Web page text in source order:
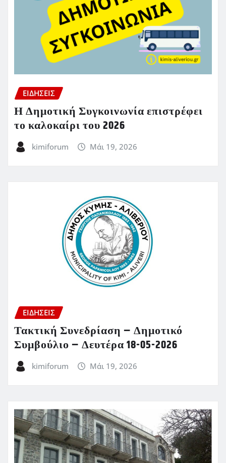
ΕΙΔΗΣΕΙΣ
Η Δημοτική Συγκοινωνία επιστρέφει
το καλοκαίρι του 2026
kimiforum Μάι 19, 2026
ΕΙΔΗΣΕΙΣ
Τακτική Συνεδρίαση – Δημοτικό
Συμβούλιο – Δευτέρα 18-05-2026
kimiforum Μάι 19, 2026